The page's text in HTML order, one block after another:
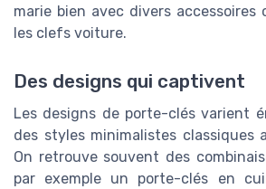
marie bien avec divers accessoires
les clefs voiture.
Des designs qui captivent
Les designs de porte-clés varient
des styles minimalistes classiques
On retrouve souvent des
par exemple un porte-clés en